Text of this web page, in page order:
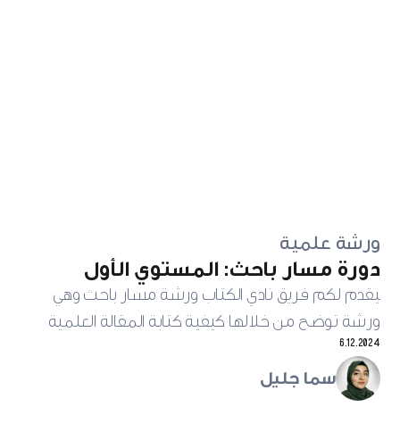
ورشة علمية
دورة مسار باحث: المستوي الأول
‍يقدم لكم فريق نادي الكتاب ورشة مسار باحث وهي
ورشة توضح من خلالها كيفية كتابة المقالة العلمية
6.12.2024
سما جليل